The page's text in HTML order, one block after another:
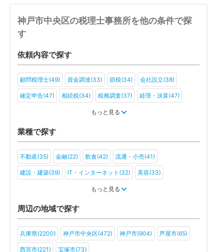
神戸市中央区の税理士事務所を他の条件で探
す
依頼内容で探す
顧問税理士(49) 資金調達(33) 節税(34) 会社設立(38)
確定申告(47) 相続税(34) 税務調査(37) 経理・決算(47)
もっと見る
業種で探す
不動産(35) 金融(22) 飲食(42) 流通・小売(41)
建設・建築(39) IT・インターネット(32) 美容(33)
教育(24)
旅行・ホテル(25) アミューズメント・レジャー(20)
社会福祉法人(12) 医療法人(20) ＮＰＯ法人(11) 学校法人(7)
一般社団法人(16) その他(11)
もっと見る
周辺の地域で探す
兵庫県(2200) 神戸市中央区(472) 神戸市(904) 芦屋市(65)
西宮市(221) 宝塚市(73)